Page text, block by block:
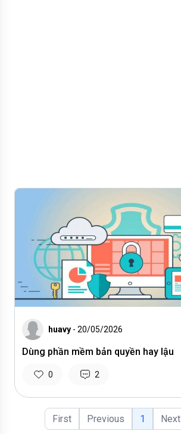
huavy - 20/05/2026
Dùng phần mềm bản quyền hay lậu
0 2
First Previous 1 Next